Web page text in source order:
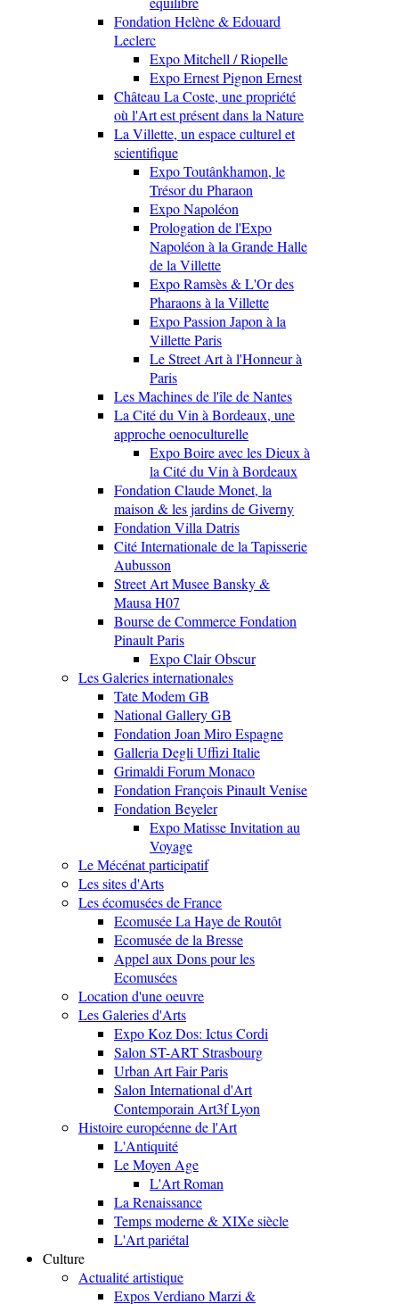
Fondation Helène & Edouard
Leclerc
Expo Mitchell / Riopelle
Expo Ernest Pignon Ernest
Château La Coste, une propriété
où l'Art est présent dans la Nature
La Villette, un espace culturel et
scientifique
Expo Toutânkhamon, le
Trésor du Pharaon
Expo Napoléon
Prologation de l'Expo
Napoléon à la Grande Halle
de la Villette
Expo Ramsès & L'Or des
Pharaons à la Villette
Expo Passion Japon à la
Villette Paris
Le Street Art à l'Honneur à
Paris
Les Machines de l'île de Nantes
La Cité du Vin à Bordeaux, une
approche oenoculturelle
Expo Boire avec les Dieux à
la Cité du Vin à Bordeaux
Fondation Claude Monet, la
maison & les jardins de Giverny
Fondation Villa Datris
Cité Internationale de la Tapisserie
Aubusson
Street Art Musee Bansky &
Mausa H07
Bourse de Commerce Fondation
Pinault Paris
Expo Clair Obscur
Les Galeries internationales
Tate Modem GB
National Gallery GB
Fondation Joan Miro Espagne
Galleria Degli Uffizi Italie
Grimaldi Forum Monaco
Fondation François Pinault Venise
Fondation Beyeler
Expo Matisse Invitation au
Voyage
Le Mécénat participatif
Les sites d'Arts
Les écomusées de France
Ecomusée La Haye de Routôt
Ecomusée de la Bresse
Appel aux Dons pour les
Ecomusées
Location d'une oeuvre
Les Galeries d'Arts
Expo Koz Dos: Ictus Cordi
Salon ST-ART Strasbourg
Urban Art Fair Paris
Salon International d'Art
Contemporain Art3f Lyon
Histoire européenne de l'Art
L'Antiquité
Le Moyen Age
L'Art Roman
La Renaissance
Temps moderne & XIXe siècle
L'Art pariétal
Culture
Actualité artistique
Expos Verdiano Marzi &